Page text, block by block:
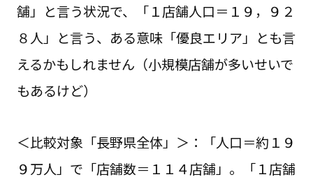
舗」と言う状況で、「１店舗人口＝１９，９２
８人」と言う、ある意味「優良エリア」とも言
えるかもしれません（小規模店舗が多いせいで
もあるけど）
＜比較対象「長野県全体」＞：「人口＝約１９
９万人」で「店舗数＝１１４店舗」。「１店舗